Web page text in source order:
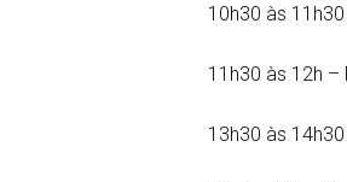
10h30 às
11h30 às 12h
13h30 às